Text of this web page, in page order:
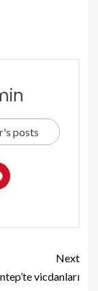
posts
Next
vicdanları